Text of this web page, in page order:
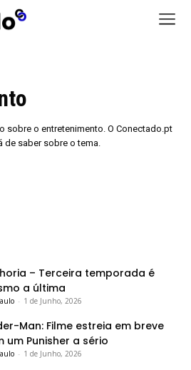
sobre o entretenimento. O Conectado.pt
de saber sobre o tema.
– Terceira temporada é
a última
- 1 de Junho, 2026
Man: Filme estreia em breve
um Punisher a sério
- 1 de Junho, 2026